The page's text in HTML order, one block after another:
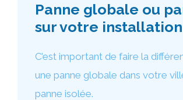
Panne globale ou
sur votre installation
C’est important de faire la
une panne globale dans votre
panne isolée.